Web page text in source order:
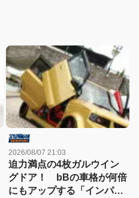
2026/08/07 21:03
迫力満点の4枚ガルウイン
グドア！ bBの車格が何倍
にもアップする「インパク